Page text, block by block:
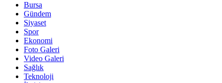
Bursa
Gündem
Siyaset
Spor
Ekonomi
Foto Galeri
Video Galeri
Sağlık
Teknoloji